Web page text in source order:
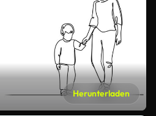
Herunterladen